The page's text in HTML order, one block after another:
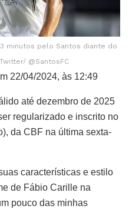
minutos pelo Santos diante do
@SantosFC
22/04/2024, às 12:49
até dezembro de 2025
regularizado e inscrito no
da CBF na última sexta-
características e estilo
de Fábio Carille na
pouco das minhas